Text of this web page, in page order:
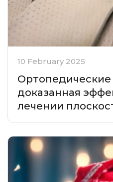
10 February 2025
Ортопедические
доказанная
лечении